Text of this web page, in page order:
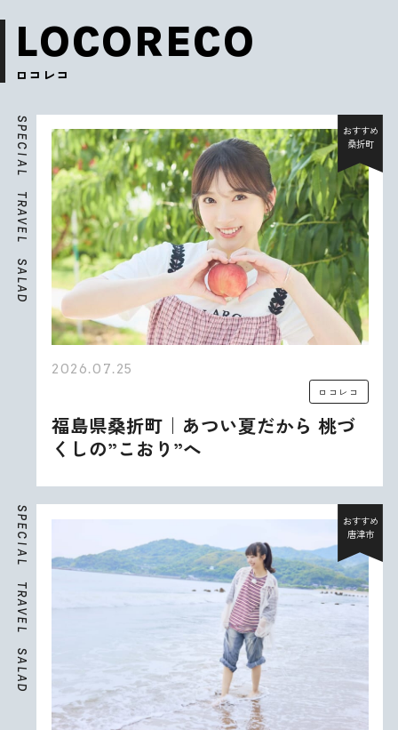
LOCORECO
ロコレコ
S
P
E
C
I
A
L
T
R
A
V
E
L
S
A
L
A
D
おすすめ
桑折町
2026.07.25
ロコレコ
福島県桑折町｜あつい夏だから 桃づ
くしの”こおり”へ
S
P
E
C
I
A
L
T
R
A
V
E
L
S
A
L
A
D
おすすめ
唐津市